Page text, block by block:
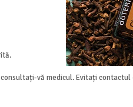
vă medicul. Evitați